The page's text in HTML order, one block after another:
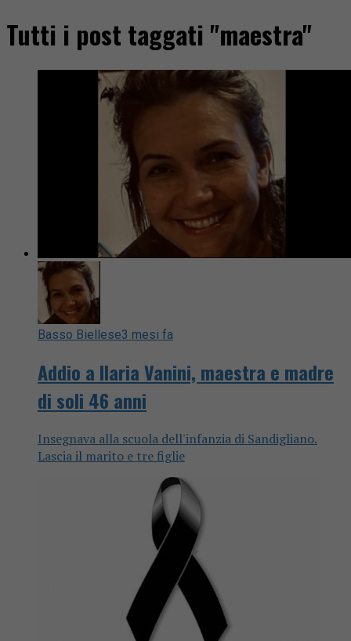
Tutti i post taggati "maestra"
Basso Biellese3 mesi fa
Addio a Ilaria Vanini, maestra e madre
di soli 46 anni
Insegnava alla scuola dell'infanzia di Sandigliano.
Lascia il marito e tre figlie